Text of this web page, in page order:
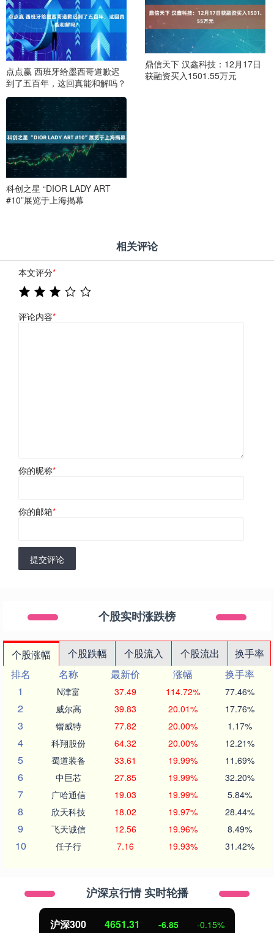
点点赢 西班牙给墨西哥道歉迟
到了五百年，这回真能和解吗？
鼎信天下 汉鑫科技：12月17日
获融资买入1501.55万元
科创之星 “DIOR LADY ART
#10”展览于上海揭幕
相关评论
本文评分*
评论内容*
你的昵称*
你的邮箱*
提交评论
个股实时涨跌榜
个股涨幅 个股跌幅 个股流入 个股流出
换手率
排名
名称 最新价 涨幅
换手率
1
N津富 37.49 114.72% 77.46%
2 威尔高 39.83 20.01% 17.76%
3 锴威特 77.82 20.00% 1.17%
4 科翔股份 64.32 20.00% 12.21%
5 蜀道装备 33.61 19.99% 11.69%
6 中巨芯 27.85 19.99% 32.20%
7 广哈通信 19.03 19.99% 5.84%
8 欣天科技 18.02 19.97% 28.44%
9 飞天诚信 12.56 19.96% 8.49%
10 任子行 7.16 19.93% 31.42%
沪深京行情 实时轮播
北证50 1122.88 3.42 0.30%